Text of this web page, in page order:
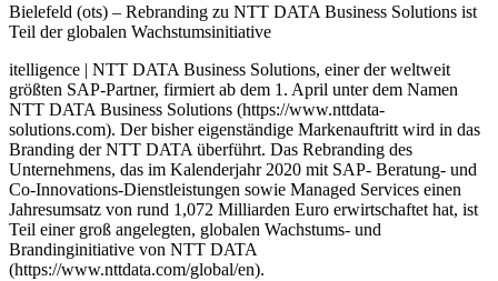
Bielefeld (ots) – Rebranding zu NTT DATA Business Solutions ist
Teil der globalen Wachstumsinitiative
itelligence | NTT DATA Business Solutions, einer der weltweit
größten SAP-Partner, firmiert ab dem 1. April unter dem Namen
NTT DATA Business Solutions (https://www.nttdata-
solutions.com). Der bisher eigenständige Markenauftritt wird in das
Branding der NTT DATA überführt. Das Rebranding des
Unternehmens, das im Kalenderjahr 2020 mit SAP- Beratung- und
Co-Innovations-Dienstleistungen sowie Managed Services einen
Jahresumsatz von rund 1,072 Milliarden Euro erwirtschaftet hat, ist
Teil einer groß angelegten, globalen Wachstums- und
Brandinginitiative von NTT DATA
(https://www.nttdata.com/global/en).